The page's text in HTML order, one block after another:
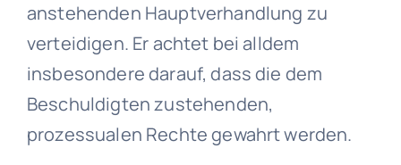
anstehenden Hauptverhandlung zu
verteidigen. Er achtet bei alldem
insbesondere darauf, dass die dem
Beschuldigten zustehenden,
prozessualen Rechte gewahrt werden.